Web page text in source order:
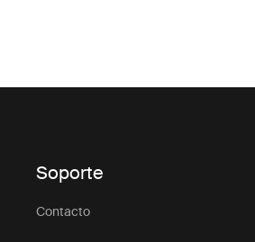
Soporte
Contacto